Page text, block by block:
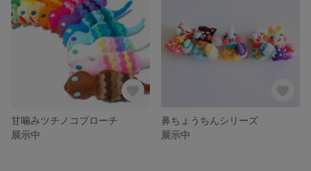
甘噛みツチノコブローチ
展示中
鼻ちょうちんシリーズ
展示中